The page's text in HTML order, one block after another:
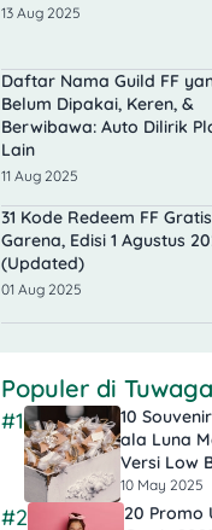
13 Aug 2025
Daftar Nama Guild FF
Belum Dipakai, Keren, &
Berwibawa: Auto Dilirik
Lain
11 Aug 2025
31 Kode Redeem FF
Garena, Edisi 1 Agustus
(Updated)
01 Aug 2025
Populer di
#1
10
ala Luna
Versi Low
10 May 2025
#2
20 Promo